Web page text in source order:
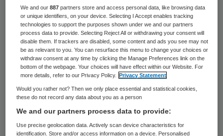
“rust en duidelijkheid”.
De cao voorziet in een loonsverhogingen
van 0,65 procent in 2017 oplopend tot
daarna 1 procent. Bovendien wordt de
eindejaarsuitkering met een half procent
verhoogd van 5,7 naar 6,2 procent. Ook
ontvangen de werknemers over hun
verlofuren per 1 januari 2017, een
We and our887 partners store and access personal data, like browsing data
or unique identifiers, on your device. Selecting I Accept enables tracking
technologies to support the purposes shown under we and our partners
process data to provide. Selecting Reject All or withdrawing your consent will
disable them. If trackers are disabled, some content and ads you see may not
be as relevant to you. You can resurface this menu to change your choices or
withdraw consent at any time by clicking the Manage Preferences link on the
bottom of the webpage. Your choices will have effect within our Website. For
more details, refer to our Privacy Policy.
Privacy Statement
Would you rather not? Then we only place essential and statistical cookies,
these do not record any data about you as a person
We and our partners process data to provide:
Use precise geolocation data. Actively scan device characteristics for
identification. Store and/or access information on a device. Personalised